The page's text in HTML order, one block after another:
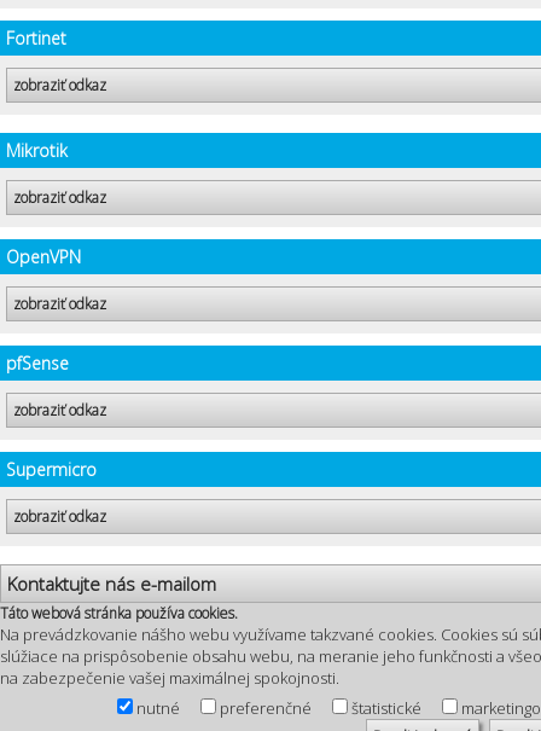
Táto webová stránka používa cookies.
Na prevádzkovanie nášho webu využívame takzvané cookies. Cookies sú
slúžiace na prispôsobenie obsahu webu, na meranie jeho funkčnosti a
na zabezpečenie vašej maximálnej spokojnosti.
nutné
preferenčné štatistické
Fortinet
zobraziť odkaz
Mikrotik
zobraziť odkaz
OpenVPN
zobraziť odkaz
pfSense
zobraziť odkaz
Supermicro
zobraziť odkaz
Kontaktujte nás e-mailom